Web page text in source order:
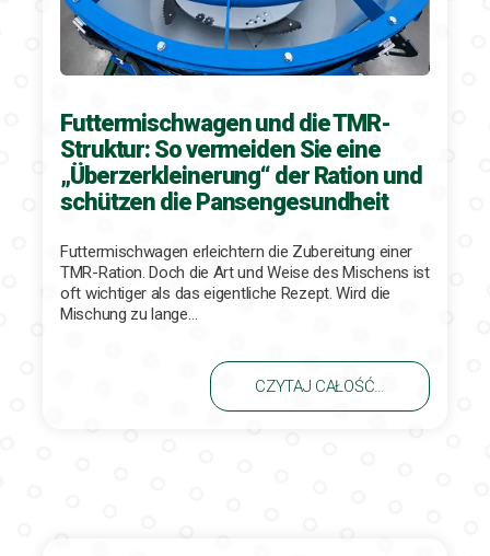
Futtermischwagen und die TMR-
Struktur: So vermeiden Sie eine
„Überzerkleinerung“ der Ration und
schützen die Pansengesundheit
Futtermischwagen erleichtern die Zubereitung einer
TMR-Ration. Doch die Art und Weise des Mischens ist
oft wichtiger als das eigentliche Rezept. Wird die
Mischung zu lange…
CZYTAJ CAŁOŚĆ…